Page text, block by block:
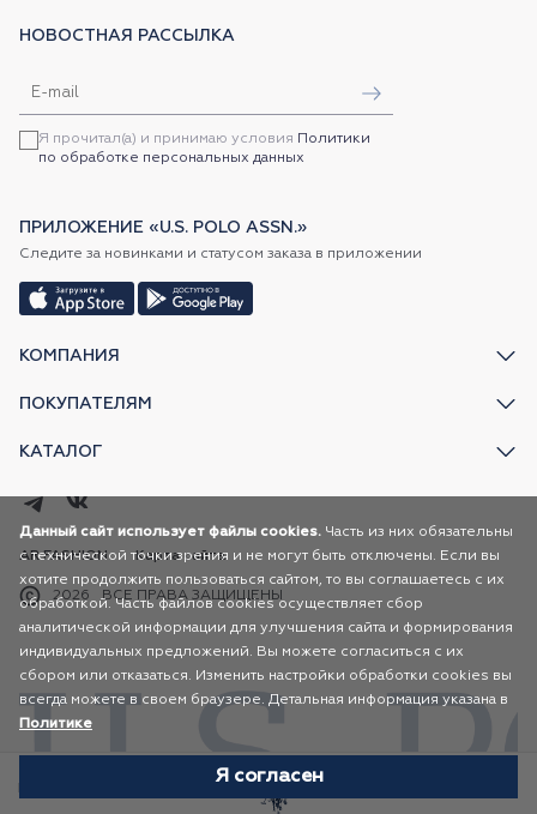
КОМПАНИЯ
ПОКУПАТЕЛЯМ
КАТАЛОГ
НОВОСТНАЯ РАССЫЛКА
Я прочитал(а) и принимаю условия Политики
по обработке персональных данных
ПРИЛОЖЕНИЕ «U.S. POLO ASSN.»
Следите за новинками и статусом заказа в приложении
2026 ВСЕ ПРАВА ЗАЩИЩЕНЫ
AR FASHION Карта сайта
Данный сайт использует файлы cookies. Часть из них обязательны
с технической точки зрения и не могут быть отключены. Если вы
хотите продолжить пользоваться сайтом, то вы соглашаетесь с их
обработкой. Часть файлов cookies осуществляет сбор
аналитической информации для улучшения сайта и формирования
индивидуальных предложений. Вы можете согласиться с их
сбором или отказаться. Изменить настройки обработки cookies вы
всегда можете в своем браузере. Детальная информация указана в
Политике
Я согласен